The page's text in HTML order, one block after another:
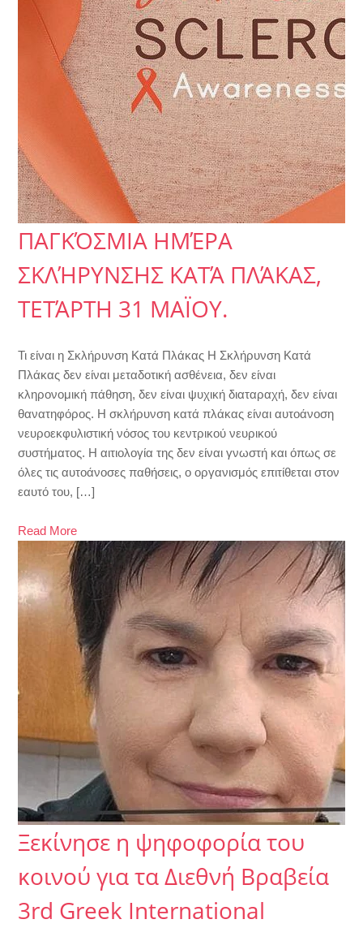
ΠΑΓΚΌΣΜΙΑ ΗΜΈΡΑ
ΣΚΛΉΡΥΝΣΗΣ ΚΑΤΆ ΠΛΆΚΑΣ,
ΤΕΤΆΡΤΗ 31 ΜΑΪΟΥ.
Τι είναι η Σκλήρυνση Κατά Πλάκας Η Σκλήρυνση Κατά
Πλάκας δεν είναι μεταδοτική ασθένεια, δεν είναι
κληρονομική πάθηση, δεν είναι ψυχική διαταραχή, δεν είναι
θανατηφόρος. Η σκλήρυνση κατά πλάκας είναι αυτοάνοση
νευροεκφυλιστική νόσος του κεντρικού νευρικού
συστήματος. Η αιτιολογία της δεν είναι γνωστή και όπως σε
όλες τις αυτοάνοσες παθήσεις, ο οργανισμός επιτίθεται στον
εαυτό του, […]
Read More
Ξεκίνησε η ψηφοφορία του
κοινού για τα Διεθνή Βραβεία
3rd Greek International